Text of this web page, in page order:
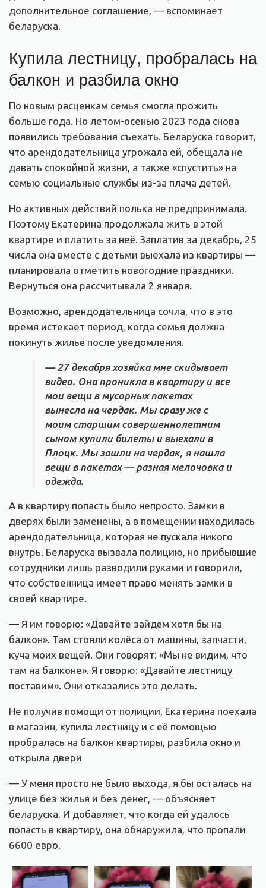
дополнительное соглашение, — вспоминает
беларуска.
Купила лестницу, пробралась на
балкон и разбила окно
По новым расценкам семья смогла прожить
больше года. Но летом-осенью 2023 года снова
появились требования съехать. Беларуска говорит,
что арендодательница угрожала ей, обещала не
давать спокойной жизни, а также «спустить» на
семью социальные службы из-за плача детей.
Но активных действий полька не предпринимала.
Поэтому Екатерина продолжала жить в этой
квартире и платить за неё. Заплатив за декабрь, 25
числа она вместе с детьми выехала из квартиры —
планировала отметить новогодние праздники.
Вернуться она рассчитывала 2 января.
Возможно, арендодательница сочла, что в это
время истекает период, когда семья должна
покинуть жильё после уведомления.
— 27 декабря хозяйка мне скидывает
видео. Она проникла в квартиру и все
мои вещи в мусорных пакетах
вынесла на чердак. Мы сразу же с
моим старшим совершеннолетним
сыном купили билеты и выехали в
Плоцк. Мы зашли на чердак, я нашла
вещи в пакетах — разная мелочовка и
одежда.
А в квартиру попасть было непросто. Замки в
дверях были заменены, а в помещении находилась
арендодательница, которая не пускала никого
внутрь. Беларуска вызвала полицию, но прибывшие
сотрудники лишь разводили руками и говорили,
что собственница имеет право менять замки в
своей квартире.
— Я им говорю: «Давайте зайдём хотя бы на
балкон». Там стояли колёса от машины, запчасти,
куча моих вещей. Они говорят: «Мы не видим, что
там на балконе». Я говорю: «Давайте лестницу
поставим». Они отказались это делать.
Не получив помощи от полиции, Екатерина поехала
в магазин, купила лестницу и с её помощью
пробралась на балкон квартиры, разбила окно и
открыла двери
— У меня просто не было выхода, я бы осталась на
улице без жилья и без денег, — объясняет
беларуска. И добавляет, что когда ей удалось
попасть в квартиру, она обнаружила, что пропали
6600 евро.